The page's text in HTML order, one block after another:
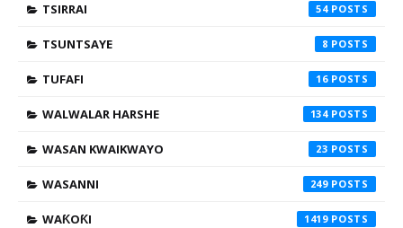
TSIRRAI 54
TSUNTSAYE 8
TUFAFI 16
WALWALAR HARSHE 134
WASAN KWAIKWAYO 23
WASANNI 249
WAƘOƘI 1419